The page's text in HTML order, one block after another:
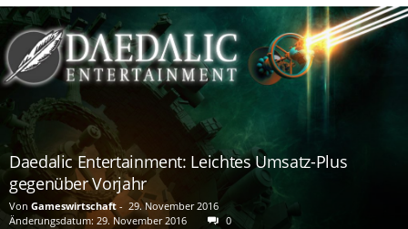
Daedalic Entertainment: Leichtes Umsatz-Plus
gegenüber Vorjahr
Von Gameswirtschaft - 29. November 2016
Änderungsdatum: 29. November 2016
0